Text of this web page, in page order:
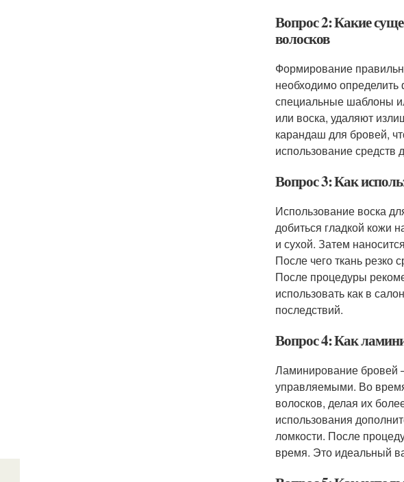
Вопрос 2: Какие
волосков
Формирование
необходимо
специальные шаблоны
или воска, удаляют
карандаш для бровей,
использование
Вопрос 3: Как
Использование воска
добиться гладкой кожи
и сухой. Затем
После чего ткань резко
После процедуры
использовать как в
последствий.
Вопрос 4: Как
Ламинирование бровей
управляемыми. Во время
волосков, делая их
использования
ломкости. После
время. Это идеальный